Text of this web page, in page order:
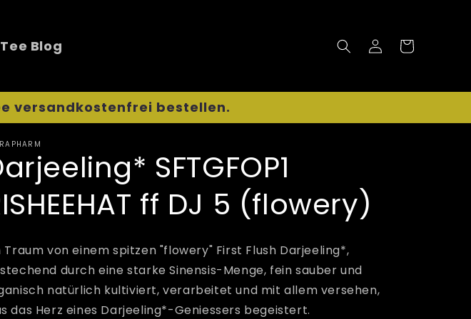
Tee Blog EinloggenWarenkorb
versandkostenfrei bestellen.
SFTGFOP1
ff DJ 5 (flowery)
Traum von einem spitzen "flowery" First Flush Darjeeling*,
durch eine starke Sinensis-Menge, fein sauber und
natürlich kultiviert, verarbeitet und mit allem versehen,
das Herz eines Darjeeling*-Geniessers begeistert.